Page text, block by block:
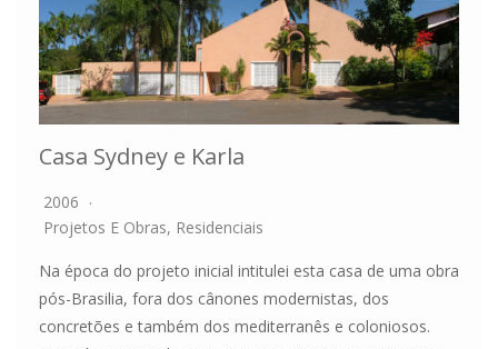
Casa Sydney e Karla
2006
Projetos E Obras, Residenciais
Na época do projeto inicial intitulei esta casa de uma obra
pós-Brasilia, fora dos cânones modernistas, dos
concretões e também dos mediterranês e coloniosos.